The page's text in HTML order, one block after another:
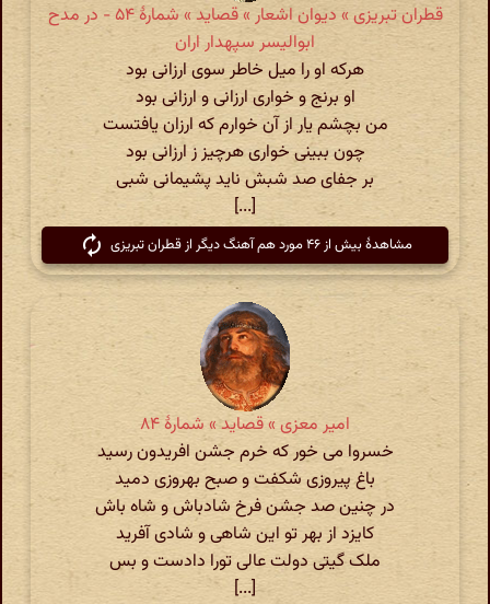
قطران تبریزی » دیوان اشعار » قصاید » شمارهٔ ۵۴ - در مدح
ابوالیسر سپهدار اران
هرکه او را میل خاطر سوی ارزانی بود
او برنج و خواری ارزانی و ارزانی بود
من بچشم یار از آن خوارم که ارزان یافتست
چون ببینی خواری هرچیز ز ارزانی بود
بر جفای صد شبش ناید پشیمانی شبی
[...]
مشاهدهٔ بیش از ۴۶ مورد هم آهنگ دیگر از قطران تبریزی
امیر معزی » قصاید » شمارهٔ ۸۴
خسروا می خور که خرم جشن افریدون رسید
باغ پیروزی شکفت و صبح بهروزی دمید
در چنین صد جشن فرخ شادباش و شاه باش
کایزد از بهر تو این شاهی و شادی آفرید
ملک‌ گیتی دولت عالی تورا دادست و بس
[...]